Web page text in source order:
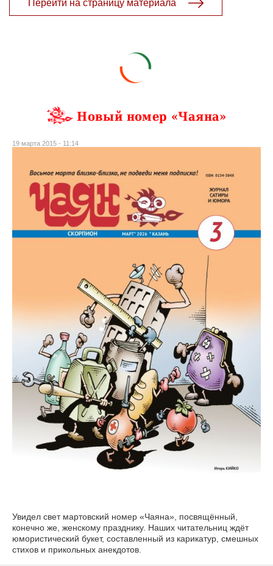
Перейти на страницу материала
Новый номер «Чаяна»
19 марта 2015 - 11:14
Увидел свет мартовский номер «Чаяна», посвящённый,
конечно же, женскому празднику. Наших читательниц ждёт
юмористический букет, составленный из карикатур, смешных
стихов и прикольных анекдотов.